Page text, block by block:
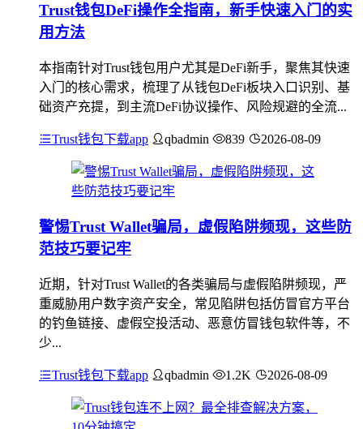
Trust钱包DeFi操作全指南，新手快速入门的实
用方法
本指南针对Trust钱包用户尤其是DeFi新手，聚焦其快速
入门的核心需求，梳理了从钱包DeFi板块入口识别、基
础资产充提，到主流DeFi协议操作、风险规避的全流...
Trust钱包下载app qbadmin 839 2026-08-09
警惕Trust Wallet骗局，虚假陷阱频现，这些防
范技巧要记牢
近期，针对Trust Wallet的各类骗局与虚假陷阱频现，严
重威胁用户数字资产安全，常见陷阱包括仿冒官方平台
的钓鱼链接、虚假空投活动、恶意仿冒钱包软件等，不
少...
Trust钱包下载app qbadmin 1.2K 2026-08-09